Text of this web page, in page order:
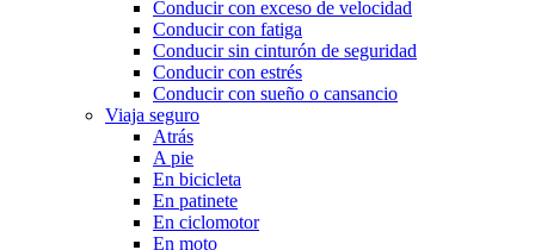
Conducir con exceso de velocidad
Conducir con fatiga
Conducir sin cinturón de seguridad
Conducir con estrés
Conducir con sueño o cansancio
Viaja seguro
Atrás
A pie
En bicicleta
En patinete
En ciclomotor
En moto